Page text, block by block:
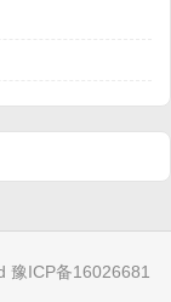
豫ICP备16026681